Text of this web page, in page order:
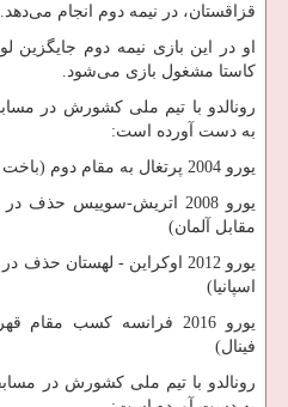
قزاقستان، در نیمه دوم انجام می‌دهد.
او در این بازی نیمه دوم جایگزین
کاستا مشغول بازی می‌شود.
رونالدو با تیم ملی کشورش در
به دست آورده است:
یورو 2004 پرتغال به مقام دوم (باخت مقابل یونان)
یورو 2008 اتریش-سوییس
مقابل آلمان)
یورو 2012 اوکراین - لهستان
اسپانیا)
یورو 2016 فرانسه کسب
فینال)
رونالدو با تیم ملی کشورش در